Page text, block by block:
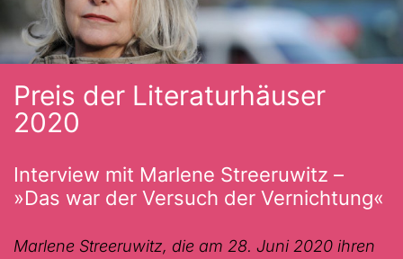
Preis der Literaturhäuser
2020
Interview mit Marlene Streeruwitz –
»Das war der Versuch der Vernichtung«
Marlene Streeruwitz, die am 28. Juni 2020 ihren